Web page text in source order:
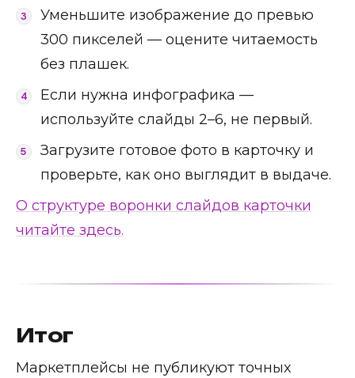
Уменьшите изображение до превью
300 пикселей — оцените читаемость
без плашек.
Если нужна инфографика —
используйте слайды 2–6, не первый.
Загрузите готовое фото в карточку и
проверьте, как оно выглядит в выдаче.
О структуре воронки слайдов карточки
читайте здесь.
Итог
Маркетплейсы не публикуют точных